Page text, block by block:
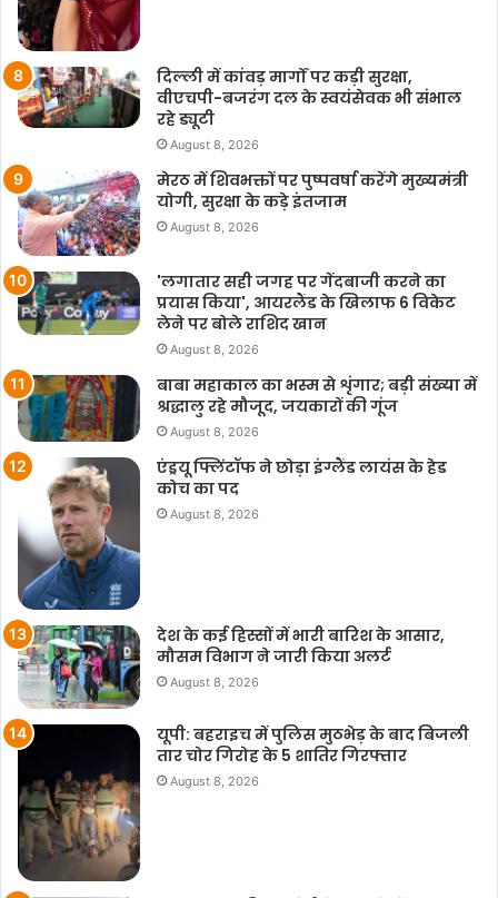
दिल्ली में कांवड़ मार्गों पर कड़ी सुरक्षा,
वीएचपी-बजरंग दल के स्वयंसेवक भी संभाल
रहे ड्यूटी
August 8, 2026
मेरठ में शिवभक्तों पर पुष्पवर्षा करेंगे मुख्यमंत्री
योगी, सुरक्षा के कड़े इंतजाम
August 8, 2026
'लगातार सही जगह पर गेंदबाजी करने का
प्रयास किया', आयरलैंड के खिलाफ 6 विकेट
लेने पर बोले राशिद खान
August 8, 2026
बाबा महाकाल का भस्म से शृंगार; बड़ी संख्या में
श्रद्धालु रहे मौजूद, जयकारों की गूंज
August 8, 2026
एंड्रयू फ्लिंटॉफ ने छोड़ा इंग्लैंड लायंस के हेड
कोच का पद
August 8, 2026
देश के कई हिस्सों में भारी बारिश के आसार,
मौसम विभाग ने जारी किया अलर्ट
August 8, 2026
यूपी: बहराइच में पुलिस मुठभेड़ के बाद बिजली
तार चोर गिरोह के 5 शातिर गिरफ्तार
August 8, 2026